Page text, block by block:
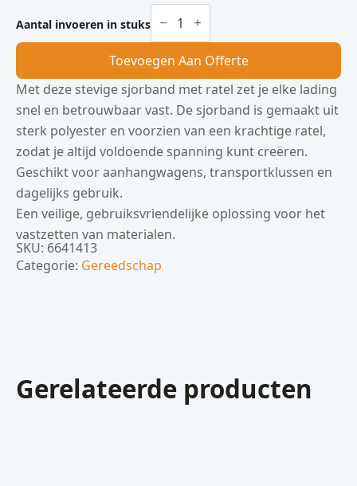
Aantal invoeren in stuks
Sjorband
met
(9
meter)
aantal
Toevoegen Aan Offerte
Met deze stevige sjorband met ratel zet je elke lading
snel en betrouwbaar vast. De sjorband is gemaakt uit
sterk polyester en voorzien van een krachtige ratel,
zodat je altijd voldoende spanning kunt creëren.
Geschikt voor aanhangwagens, transportklussen en
dagelijks gebruik.
Een veilige, gebruiksvriendelijke oplossing voor het
vastzetten van materialen.
SKU: 6641413
Categorie: Gereedschap
Gerelateerde producten